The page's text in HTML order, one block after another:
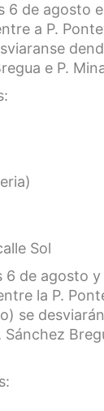
6 de agosto
a P.
e P.
Sol
de agosto
la P.
se